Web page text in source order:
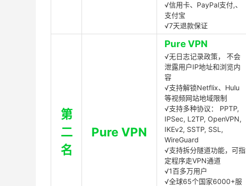
√信用卡、PayPal支付,、
支付宝
√7天退款保证
第
二
名
Pure VPN
Pure VPN
√无日志记录政策， 不会
泄露用户IP地址和浏览内
容
√支持解锁Netflix、Hulu
等视频网站地域限制
√支持多种协议： PPTP,
IPSec, L2TP, OpenVPN,
IKEv2, SSTP, SSL,
WireGuard
√支持拆分隧道功能，可指
定程序走VPN通道
√1百多万用户
√全球65个国家6000+服